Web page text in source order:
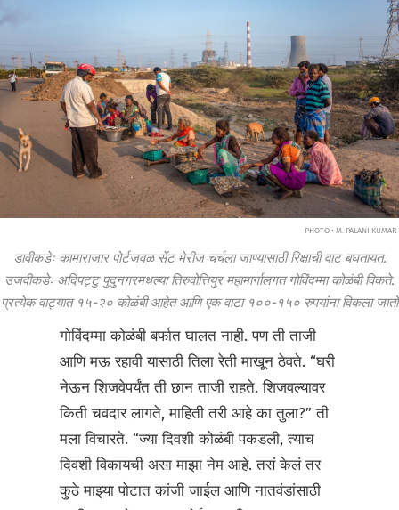
PHOTO • M. PALANI KUMAR
डावीकडेः कामाराजार पोर्टजवळ सेंट मेरीज चर्चला जाण्यासाठी रिक्षाची वाट बघतायत.
उजवीकडेः अदिपट्टु पुदुनगरमधल्या तिरुवोत्तियुर महामार्गालगत गोविंदम्मा कोळंबी विकते.
प्रत्येक वाट्यात १५-२० कोळंबी आहेत आणि एक वाटा १००-१५० रुपयांना विकला जातो
गोविंदम्मा कोळंबी बर्फात घालत नाही. पण ती ताजी
आणि मऊ रहावी यासाठी तिला रेती माखून ठेवते. “घरी
नेऊन शिजवेपर्यंत ती छान ताजी राहते. शिजवल्यावर
किती चवदार लागते, माहिती तरी आहे का तुला?” ती
मला विचारते. “ज्या दिवशी कोळंबी पकडली, त्याच
दिवशी विकायची असा माझा नेम आहे. तसं केलं तर
कुठे माझ्या पोटात कांजी जाईल आणि नातवंडांसाठी